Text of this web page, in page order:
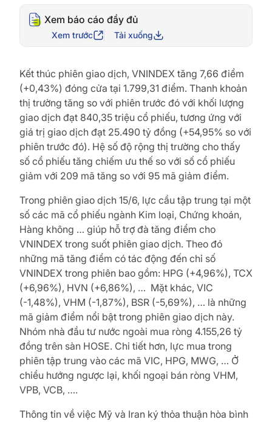
Xem báo cáo đầy đủ
Xem trước Tải xuống
Kết thúc phiên giao dịch, VNINDEX tăng 7,66 điểm
(+0,43%) đóng cửa tại 1.799,31 điểm. Thanh khoản
thị trường tăng so với phiên trước đó với khối lượng
giao dịch đạt 840,35 triệu cổ phiếu, tương ứng với
giá trị giao dịch đạt 25.490 tỷ đồng (+54,95% so với
phiên trước đó). Hệ số độ rộng thị trường cho thấy
số cổ phiếu tăng chiếm ưu thế so với số cổ phiếu
giảm với 209 mã tăng so với 95 mã giảm điểm.
Trong phiên giao dịch 15/6, lực cầu tập trung tại một
số các mã cổ phiếu ngành Kim loại, Chứng khoán,
Hàng không … giúp hỗ trợ đà tăng điểm cho
VNINDEX trong suốt phiên giao dịch. Theo đó
những mã tăng điểm có tác động đến chỉ số
VNINDEX trong phiên bao gồm: HPG (+4,96%), TCX
(+6,96%), HVN (+6,86%), … Mặt khác, VIC
(-1,48%), VHM (-1,87%), BSR (-5,69%), … là những
mã giảm điểm nổi bật trong phiên giao dịch này.
Nhóm nhà đầu tư nước ngoài mua ròng 4.155,26 tỷ
đồng trên sàn HOSE. Chi tiết hơn, lực mua trong
phiên tập trung vào các mã VIC, HPG, MWG, … Ở
chiều hướng ngược lại, khối ngoại bán ròng VHM,
VPB, VCB, ….
Thông tin về việc Mỹ và Iran ký thỏa thuận hòa bình